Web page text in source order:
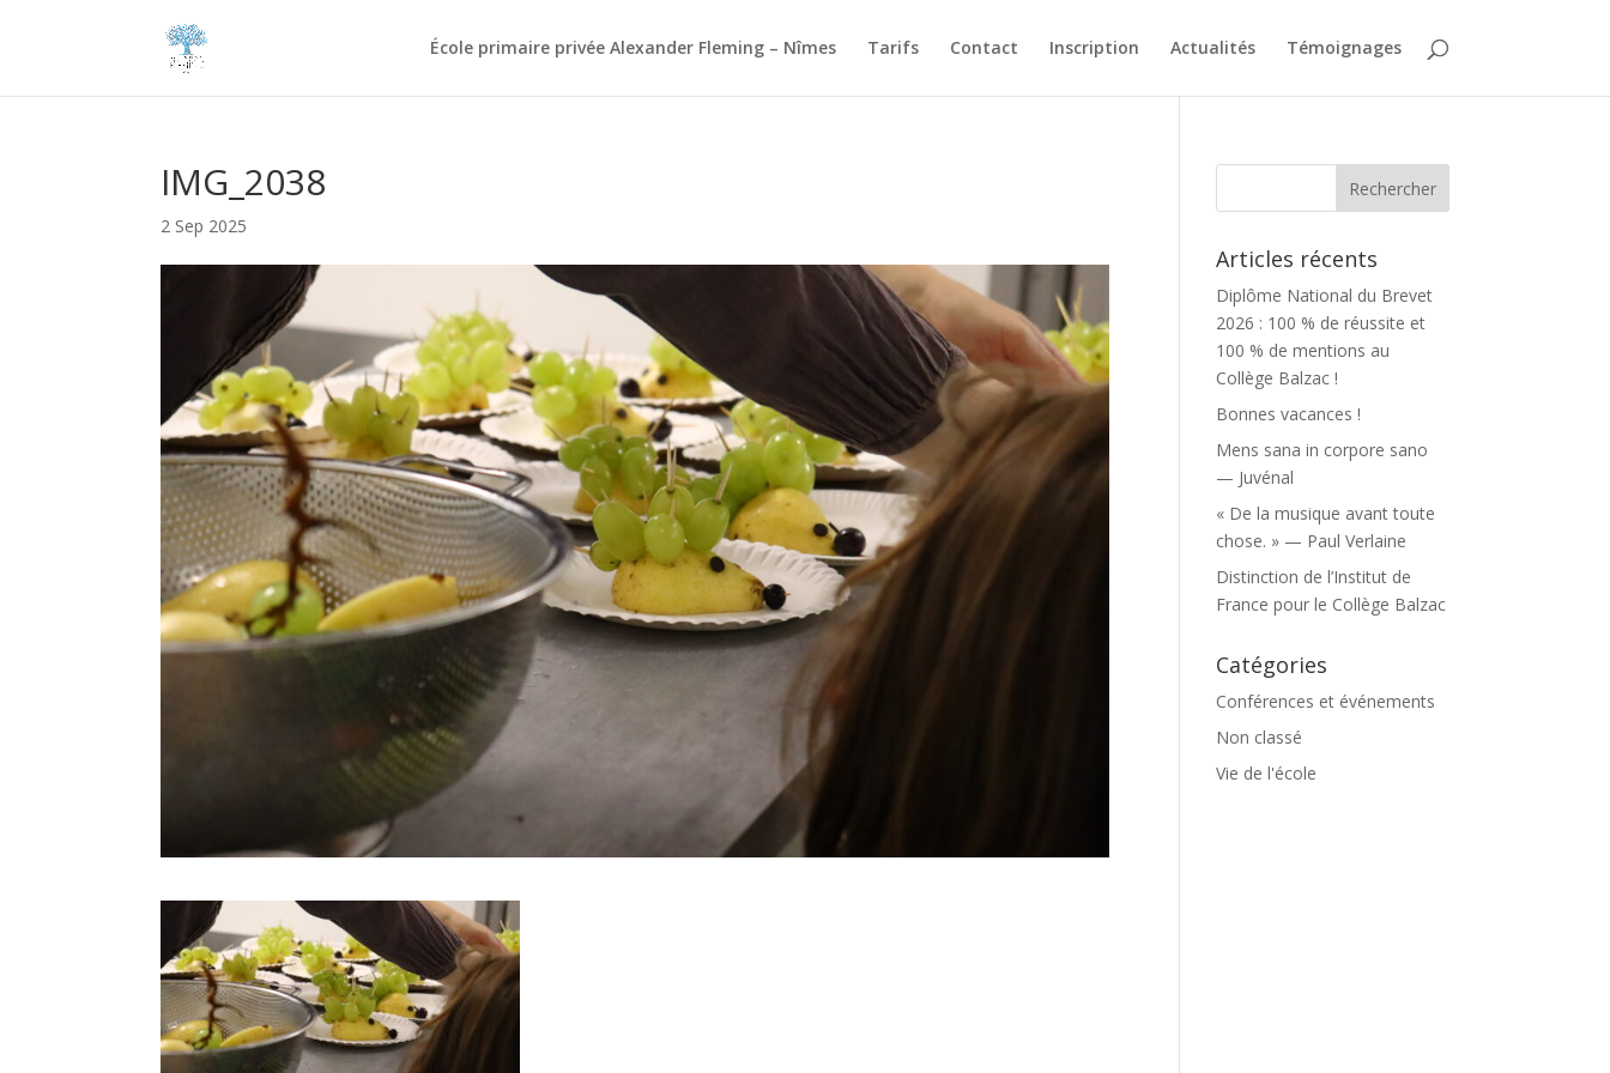
École primaire privée Alexander Fleming – Nîmes Tarifs Contact Inscription Actualités Témoignages
IMG_2038
2 Sep 2025
Articles récents
Diplôme National du Brevet
2026 : 100 % de réussite et
100 % de mentions au
Collège Balzac !
Bonnes vacances !
Mens sana in corpore sano
— Juvénal
« De la musique avant toute
chose. » — Paul Verlaine
Distinction de l’Institut de
France pour le Collège Balzac
Catégories
Conférences et événements
Non classé
Vie de l'école